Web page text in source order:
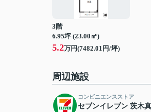
3階
6.95坪 (23.00㎡)
5.2万円(7482.01円/坪)
周辺施設
コンビニエンスストア
セブンイレブン 茨木